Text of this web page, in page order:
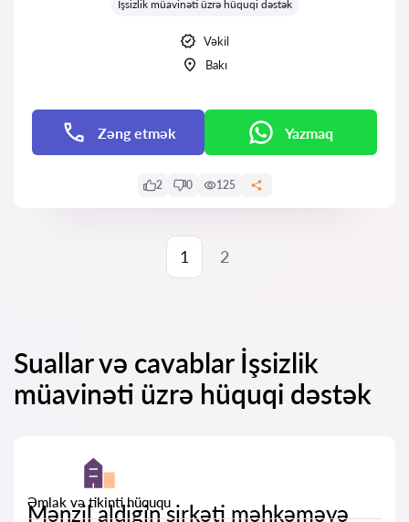
İşsizlik müavinəti üzrə hüquqi dəstək
Vəkil
Bakı
Zəng etmək Yazmaq
2 0 125
1 2
Suallar və cavablar İşsizlik
müavinəti üzrə hüquqi dəstək
Əmlak və tikinti hüququ
Mənzil aldigin şirkəti məhkəməyə